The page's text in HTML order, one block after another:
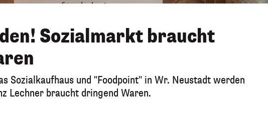
Sozialmarkt braucht
Sozialkaufhaus und "Foodpoint" in Wr. Neustadt werden
Lechner braucht dringend Waren.